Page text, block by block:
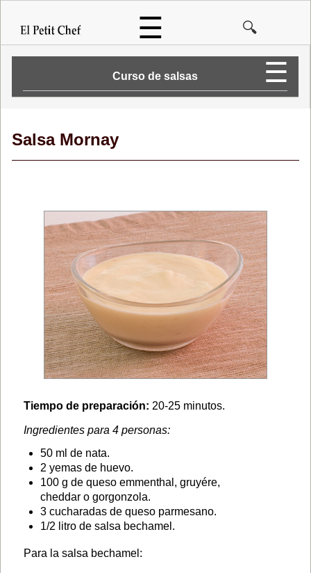
contenido
☰ 🔍
☰
Salsa Mornay
Tiempo de preparación: 20-25 minutos.
Ingredientes para 4 personas:
50 ml de nata.
2 yemas de huevo.
100 g de queso emmenthal, gruyére,
cheddar o gorgonzola.
3 cucharadas de queso parmesano.
1/2 litro de salsa bechamel.
Para la salsa bechamel: